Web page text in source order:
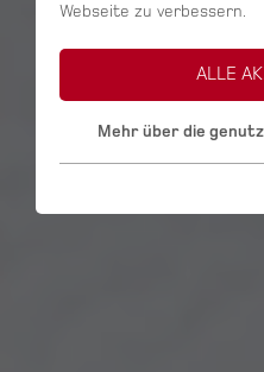
Webseite zu verbessern.
ALLE
Mehr über die